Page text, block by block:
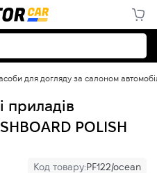
для догляду за салоном
приладів
POLISH
Код товару:PF122/ocean